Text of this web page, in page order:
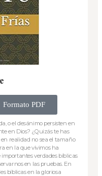
Formato PDF
o el desánimo persisten en
en Dios? ¿Quizás te has
realidad no sea el tamaño
en la que vivimos ha
verdades bíblicas
en las pruebas. En
bíblicas en la gloriosa